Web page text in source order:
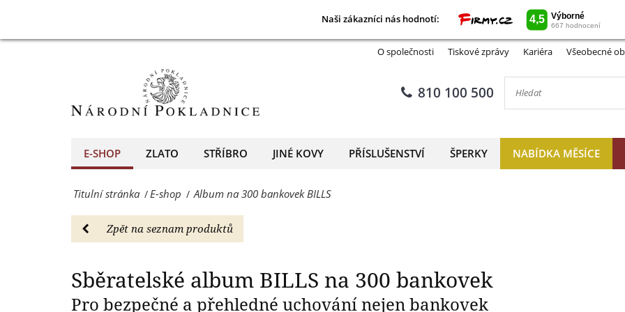
Naši zákazníci nás hodnotí:
bankovek
-
E-
shop
-
Národní
O společnosti Tiskové zprávy Kariéra Všeobecné
810 100 500
E-SHOP ZLATO STŘÍBRO JINÉ KOVY PŘÍSLUŠENSTVÍ ŠPERKY NABÍDKA MĚSÍCE
Titulní stránka /E-shop / Album na 300 bankovek BILLS
Zpět na seznam produktů
Sběratelské album BILLS na 300 bankovek
Pro bezpečné a přehledné uchování nejen bankovek
Sběratelské album BILLS na 300
Naši zákazníci nás hodnotí:
E-
Národní
-
přední
evropský
prodejce
a